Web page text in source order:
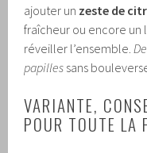
ajouter un zeste de
fraîcheur ou encore un
réveiller l’ensemble.
papilles sans
VARIANTE,
POUR TOUTE LA